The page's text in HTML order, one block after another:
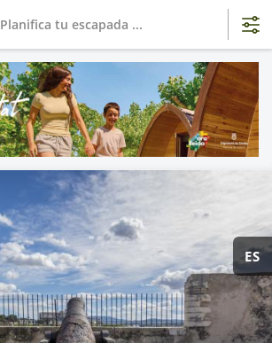
ES
Planifica tu escapada ...